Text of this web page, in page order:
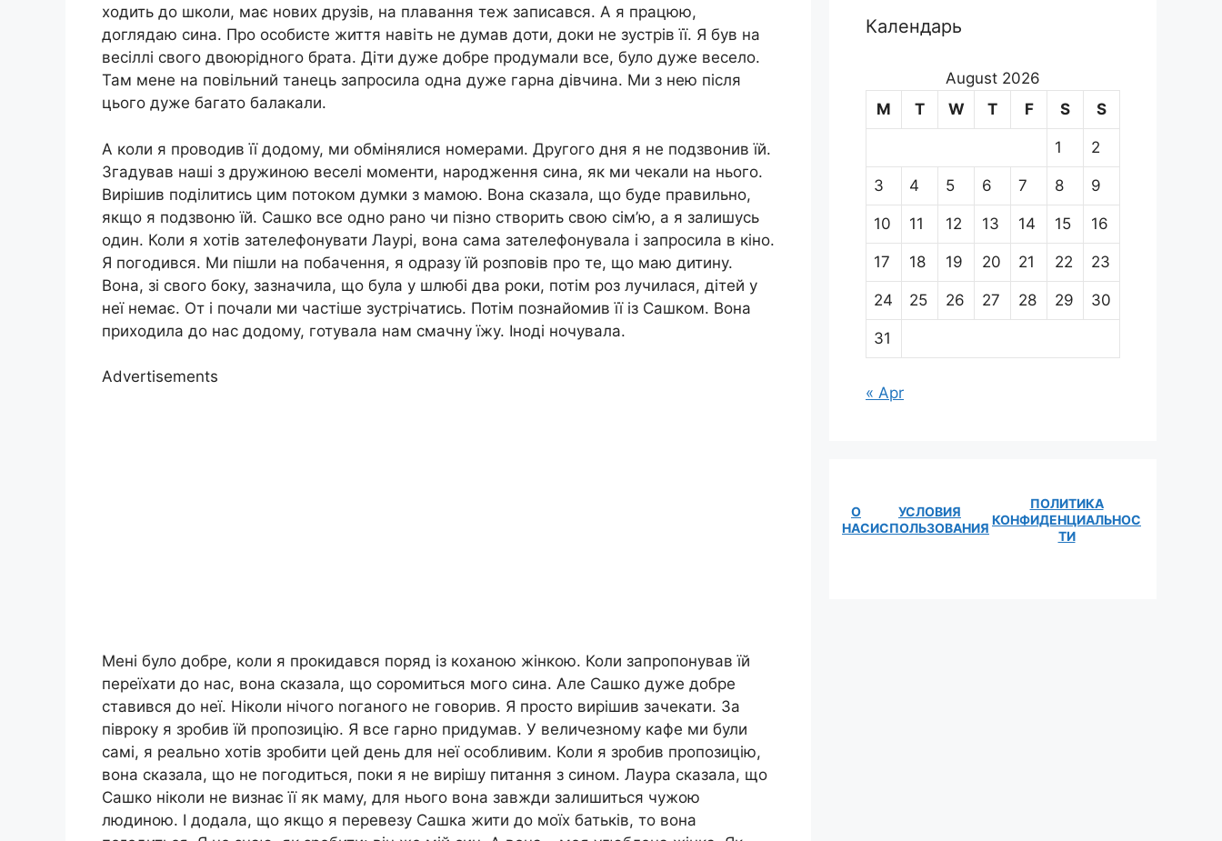
ходить до школи, має нових друзів, на плавання теж записався. А я працюю,
доглядаю сина. Про особисте життя навіть не думав доти, доки не зустрів її. Я був на
весіллі свого двоюрідного брата. Діти дуже добре продумали все, було дуже весело.
Там мене на повільний танець запросила одна дуже гарна дівчина. Ми з нею після
цього дуже багато балакали.
А коли я проводив її додому, ми обмінялися номерами. Другого дня я не подзвонив їй.
Згадував наші з дружиною веселі моменти, народження сина, як ми чекали на нього.
Вирішив поділитись цим потоком думки з мамою. Вона сказала, що буде правильно,
якщо я подзвоню їй. Сашко все одно рано чи пізно створить свою сім’ю, а я залишусь
один. Коли я хотів зателефонувати Лаурі, вона сама зателефонувала і запросила в кіно.
Я погодився. Ми пішли на побачення, я одразу їй розповів про те, що маю дитину.
Вона, зі свого боку, зазначила, що була у шлюбі два роки, потім роз лучилася, дітей у
неї немає. От і почали ми частіше зустрічатись. Потім познайомив її із Сашком. Вона
приходила до нас додому, готувала нам смачну їжу. Іноді ночувала.
Advertisements
Мені було добре, коли я прокидався поряд із коханою жінкою. Коли запропонував їй
переїхати до нас, вона сказала, що соромиться мого сина. Але Сашко дуже добре
ставився до неї. Ніколи нічого nоганого не говорив. Я просто вирішив зачекати. За
півроку я зробив їй пропозицію. Я все гарно придумав. У величезному кафе ми були
самі, я реально хотів зробити цей день для неї особливим. Коли я зробив пропозицію,
вона сказала, що не погодиться, поки я не вирішу питання з сином. Лаура сказала, що
Сашко ніколи не визнає її як маму, для нього вона завжди залишиться чужою
людиною. І додала, що якщо я перевезу Сашка жити до моїх батьків, то вона
Календарь
August 2026
M
T W T F S S
1 2
3 4 5 6 7 8 9
10 11 12 13 14 15 16
17 18 19 20 21 22 23
24 25 26 27 28 29 30
31
« Apr
О
НАС
УСЛОВИЯ
ИСПОЛЬЗОВАНИЯ
ПОЛИТИКА
КОНФИДЕНЦИАЛЬНОС
ТИ